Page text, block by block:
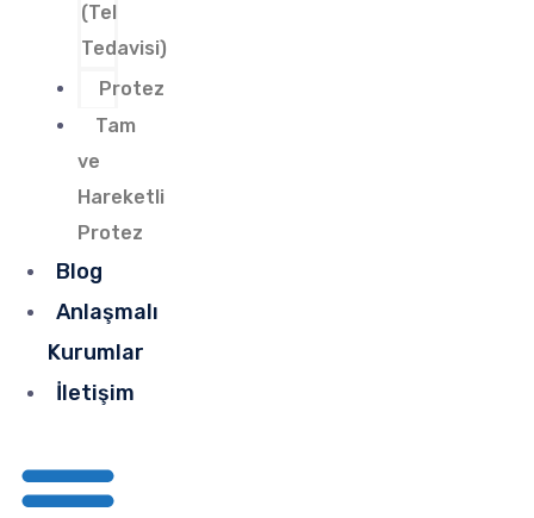
(Tel
Tedavisi)
Protez
Tam
ve
Hareketli
Protez
Blog
Anlaşmalı
Kurumlar
İletişim